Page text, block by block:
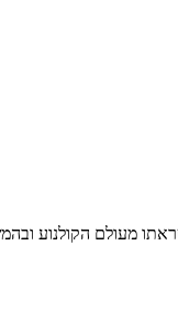
מעולם הקולנוע